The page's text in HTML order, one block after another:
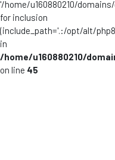
'/home/u160880210/
for inclusion
(include_path='.:/opt/alt/
in
/home/u160880210/
on line 45